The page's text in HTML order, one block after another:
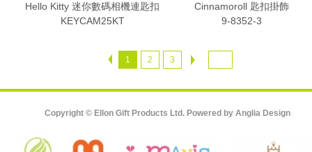
Hello Kitty 迷你數碼相機連匙扣
KEYCAM25KT
Cinnamoroll 匙扣掛飾
9-8352-3
1 2 3
Copyright © Ellon Gift Products Ltd. Powered by Anglia Design